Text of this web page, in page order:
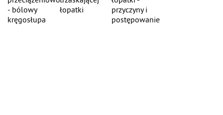
- bólowy
kręgosłupa
łopatki
przyczyny i
postępowanie